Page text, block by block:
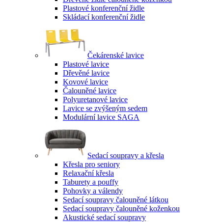
Plastové konferenční židle
Skládací konferenční židle
Čekárenské lavice
Plastové lavice
Dřevěné lavice
Kovové lavice
Čalouněné lavice
Polyuretanové lavice
Lavice se zvýšeným sedem
Modulární lavice SAGA
Sedací soupravy a křesla
Křesla pro seniory
Relaxační křesla
Taburety a pouffy
Pohovky a válendy
Sedací soupravy čalouněné látkou
Sedací soupravy čalouněné koženkou
Akustické sedací soupravy